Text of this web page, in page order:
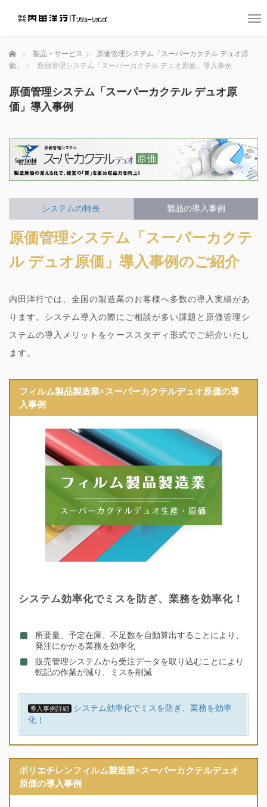
T
g
a
t
i
n
ホーム 製品・サービス
原価管理システム「スーパーカクテル デュオ原
価」
原価管理システム「スーパーカクテル デュオ原価」導入事例
原価管理システム「スーパーカクテル デュオ原
価」導入事例
システムの特長 製品の導入事例
原価管理システム「スーパーカクテ
ル デュオ原価」導入事例のご紹介
内田洋行では、全国の製造業のお客様へ多数の導入実績があ
ります。システム導入の際にご相談が多い課題と原価管理シ
ステムの導入メリットをケーススタディ形式でご紹介いたし
ます。
フィルム製品製造業×スーパーカクテルデュオ原価の導
入事例
システム効率化でミスを防ぎ、業務を効率化！
所要量、予定在庫、不足数を自動算出することにより、
発注にかかる業務を効率化
販売管理システムから受注データを取り込むことにより
転記の作業が減り、ミスを削減
導入事例詳細
システム効率化でミスを防ぎ、業務を効率
化！
ポリエチレンフィルム製造業×スーパーカクテルデュオ
原価の導入事例